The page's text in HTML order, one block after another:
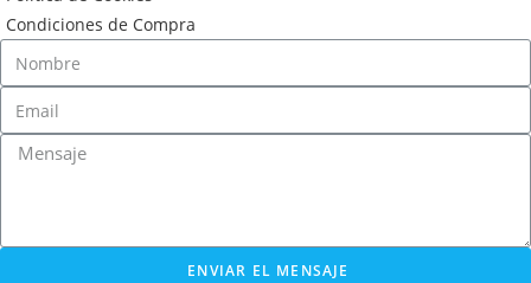
Condiciones de Compra
ENVIAR EL MENSAJE